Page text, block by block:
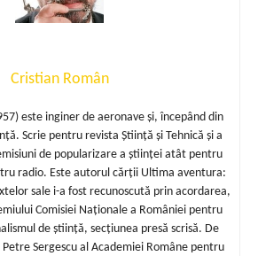
Cristian Român
este inginer de aeronave și, începând din
Scrie pentru revista Știință și Tehnică și a
de popularizare a științei atât pentru
radio. Este autorul cărții Ultima aventura:
sale i-a fost recunoscută prin acordarea,
Comisiei Naționale a României pentru
de știință, secțiunea presă scrisă. De
Sergescu al Academiei Române pentru